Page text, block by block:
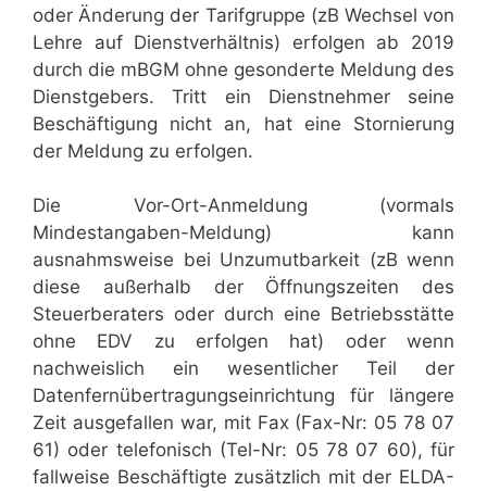
oder Änderung der Tarifgruppe (zB Wechsel von
Lehre auf Dienstverhältnis) erfolgen ab 2019
durch die mBGM ohne gesonderte Meldung des
Dienstgebers. Tritt ein Dienstnehmer seine
Beschäftigung nicht an, hat eine Stornierung
der Meldung zu erfolgen.
Die Vor-Ort-Anmeldung (vormals
Mindestangaben-Meldung) kann
ausnahmsweise bei Unzumutbarkeit (zB wenn
diese außerhalb der Öffnungszeiten des
Steuerberaters oder durch eine Betriebsstätte
ohne EDV zu erfolgen hat) oder wenn
nachweislich ein wesentlicher Teil der
Datenfernübertragungseinrichtung für längere
Zeit ausgefallen war, mit Fax (Fax-Nr: 05 78 07
61) oder telefonisch (Tel-Nr: 05 78 07 60), für
fallweise Beschäftigte zusätzlich mit der ELDA-